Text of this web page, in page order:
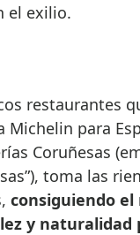
el exilio.
restaurantes
para
Coruñesas
toma las
consiguiendo
y naturalidad